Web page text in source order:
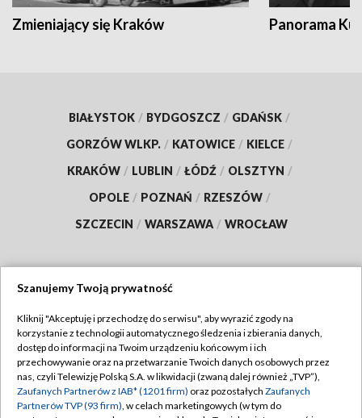
Zmieniający się Kraków Panorama
BIAŁYSTOK / BYDGOSZCZ / GDAŃSK /
GORZÓW WLKP. / KATOWICE / KIELCE /
KRAKÓW / LUBLIN / ŁÓDŹ / OLSZTYN /
OPOLE / POZNAŃ / RZESZÓW /
SZCZECIN / WARSZAWA / WROCŁAW
TVP
Abonament TVP
Emisja w TVP
Centrum informacji TVP
Regulamin TVP
Polityka prywatności
Szanujemy Twoją prywatność
Kliknij "Akceptuję i przechodzę do serwisu", aby wyrazić zgody na
korzystanie z technologii automatycznego śledzenia i zbierania danych,
dostęp do informacji na Twoim urządzeniu końcowym i ich
przechowywanie oraz na przetwarzanie Twoich danych osobowych przez
nas, czyli Telewizję Polską S.A. w likwidacji (zwaną dalej również „TVP”),
Zaufanych Partnerów z IAB* (1201 firm) oraz pozostałych Zaufanych
Partnerów TVP (93 firm), w celach marketingowych (w tym do